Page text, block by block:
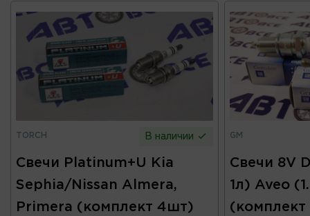
TORCH В наличии
Свечи Platinum+U Kia
Sephia/Nissan Almera,
Primera (комплект 4шт)
GM
Свечи 8V
1л) Aveo